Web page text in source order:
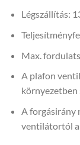
Légszállítás:
Max.
A plafon
környezetben
A forgásirány
ventilátortól